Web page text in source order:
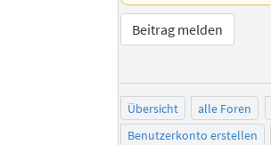
Beitrag melden
Übersicht alle Foren
Benutzerkonto erstellen